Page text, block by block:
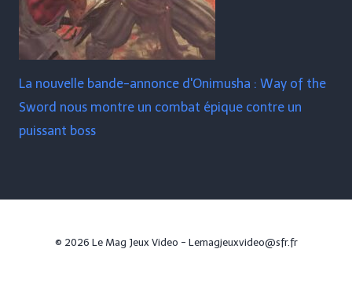
La nouvelle bande-annonce d'Onimusha : Way of the
Sword nous montre un combat épique contre un
puissant boss
© 2026 Le Mag Jeux Video - Lemagjeuxvideo@sfr.fr